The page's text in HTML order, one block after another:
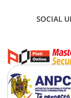
Durabilitate
zilnica, oferind
SOCIAL